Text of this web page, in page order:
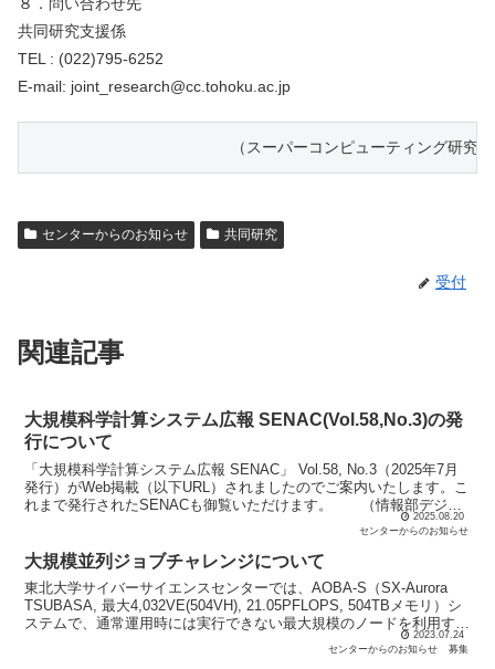
共同研究支援係
TEL : (022)795-6252
E-mail: joint_research@cc.tohoku.ac.jp
　 （スーパーコンピューティング研究部
センターからのお知らせ 共同研究
受付
関連記事
大規模科学計算システム広報 SENAC(Vol.58,No.3)の発
行について
「大規模科学計算システム広報 SENAC」 Vol.58, No.3（2025年7月
発行）がWeb掲載（以下URL）されましたのでご案内いたします。こ
れまで発行されたSENACも御覧いただけます。 （情報部デジタ
2025.08.20
センターからのお知らせ
大規模並列ジョブチャレンジについて
東北大学サイバーサイエンスセンターでは、AOBA-S（SX-Aurora
TSUBASA, 最大4,032VE(504VH), 21.05PFLOPS, 504TBメモリ）シ
ステムで、通常運用時には実行できない最大規模のノードを利用する
2023.07.24
センターからのお知らせ
募集